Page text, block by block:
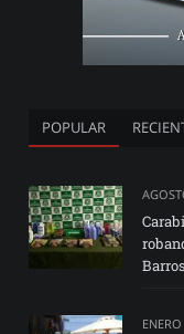
POPULAR